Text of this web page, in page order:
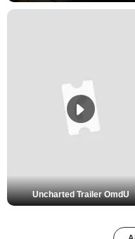
Uncharted Trailer OmdU